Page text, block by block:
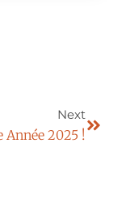
Next
Année 2025 !